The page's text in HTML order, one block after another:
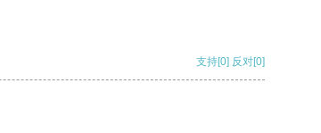
支持[0] 反对[0]